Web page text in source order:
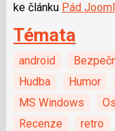
ke článku Pád
Témata
android
Hudba
Humor
MS Windows
Recenze
retro